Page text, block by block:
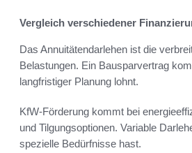
Vergleich verschiedener
Das Annuitätendarlehen ist die
Belastungen. Ein Bausparvertrag
langfristiger Planung lohnt.
KfW-Förderung kommt bei
und Tilgungsoptionen. Variable
spezielle Bedürfnisse hast.